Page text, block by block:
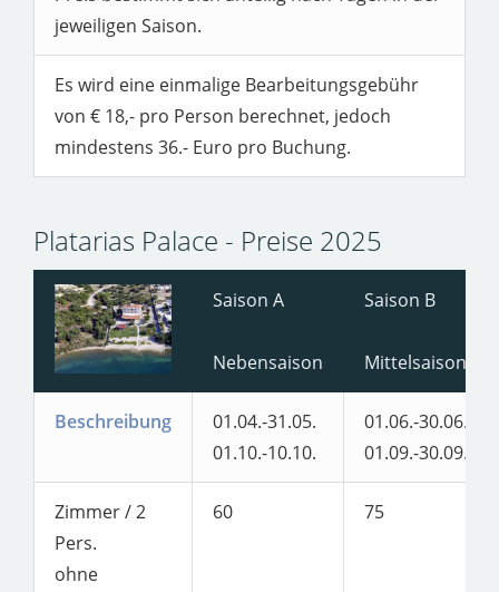
jeweiligen Saison.
Es wird eine einmalige Bearbeitungsgebühr
von € 18,- pro Person berechnet, jedoch
mindestens 36.- Euro pro Buchung.
Platarias Palace - Preise 2025
Saison A
Nebensaison
Saison B
Mittelsaison
Beschreibung
01.04.-31.05.
01.10.-10.10.
01.06.-30.06.
01.09.-30.09.
Zimmer / 2
Pers.
ohne
60 75